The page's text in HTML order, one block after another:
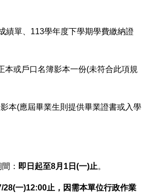
績單、113學年度下學期學費繳納證
本或戶口名簿影本一份(未符合此項規
本(應屆畢業生則提供畢業證書或入學
： 即日起至8月1日(一)止。
28(一)12:00止，因需本單位行政作業